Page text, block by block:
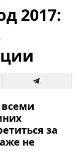
2017:
всеми
за
не